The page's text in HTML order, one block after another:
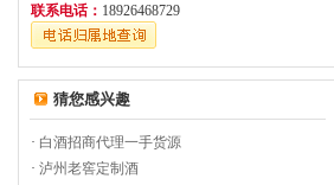
联系电话： 18926468729
猜您感兴趣
· 白酒招商代理一手货源
· 泸州老窖定制酒